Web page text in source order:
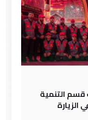
قسم التنمية
الزيارة